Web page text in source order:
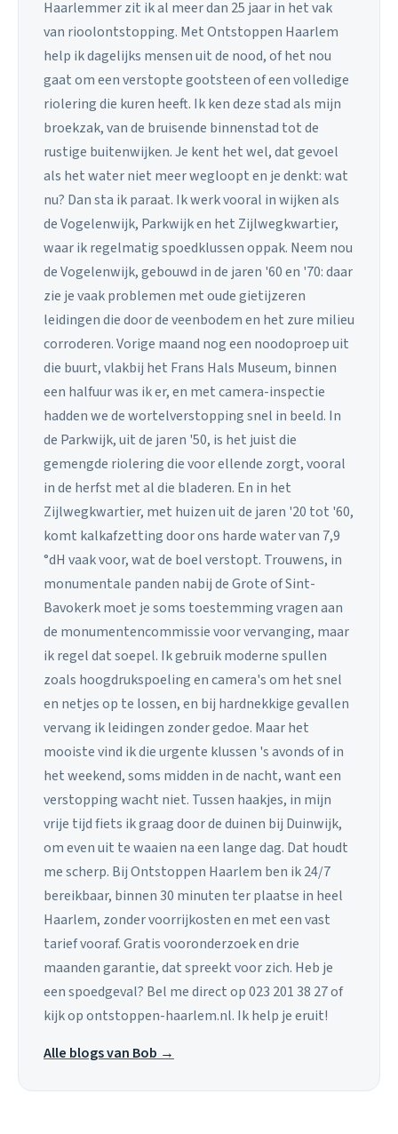
Haarlemmer zit ik al meer dan 25 jaar in het vak
van rioolontstopping. Met Ontstoppen Haarlem
help ik dagelijks mensen uit de nood, of het nou
gaat om een verstopte gootsteen of een volledige
riolering die kuren heeft. Ik ken deze stad als mijn
broekzak, van de bruisende binnenstad tot de
rustige buitenwijken. Je kent het wel, dat gevoel
als het water niet meer wegloopt en je denkt: wat
nu? Dan sta ik paraat. Ik werk vooral in wijken als
de Vogelenwijk, Parkwijk en het Zijlwegkwartier,
waar ik regelmatig spoedklussen oppak. Neem nou
de Vogelenwijk, gebouwd in de jaren '60 en '70: daar
zie je vaak problemen met oude gietijzeren
leidingen die door de veenbodem en het zure milieu
corroderen. Vorige maand nog een noodoproep uit
die buurt, vlakbij het Frans Hals Museum, binnen
een halfuur was ik er, en met camera-inspectie
hadden we de wortelverstopping snel in beeld. In
de Parkwijk, uit de jaren '50, is het juist die
gemengde riolering die voor ellende zorgt, vooral
in de herfst met al die bladeren. En in het
Zijlwegkwartier, met huizen uit de jaren '20 tot '60,
komt kalkafzetting door ons harde water van 7,9
°dH vaak voor, wat de boel verstopt. Trouwens, in
monumentale panden nabij de Grote of Sint-
Bavokerk moet je soms toestemming vragen aan
de monumentencommissie voor vervanging, maar
ik regel dat soepel. Ik gebruik moderne spullen
zoals hoogdrukspoeling en camera's om het snel
en netjes op te lossen, en bij hardnekkige gevallen
vervang ik leidingen zonder gedoe. Maar het
mooiste vind ik die urgente klussen 's avonds of in
het weekend, soms midden in de nacht, want een
verstopping wacht niet. Tussen haakjes, in mijn
vrije tijd fiets ik graag door de duinen bij Duinwijk,
om even uit te waaien na een lange dag. Dat houdt
me scherp. Bij Ontstoppen Haarlem ben ik 24/7
bereikbaar, binnen 30 minuten ter plaatse in heel
Haarlem, zonder voorrijkosten en met een vast
tarief vooraf. Gratis vooronderzoek en drie
maanden garantie, dat spreekt voor zich. Heb je
een spoedgeval? Bel me direct op 023 201 38 27 of
kijk op ontstoppen-haarlem.nl. Ik help je eruit!
Alle blogs van Bob →